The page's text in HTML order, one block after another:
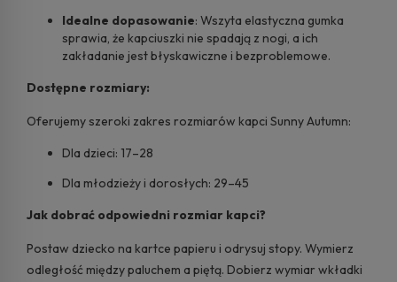
Idealne dopasowanie: Wszyta elastyczna gumka
sprawia, że kapciuszki nie spadają z nogi, a ich
zakładanie jest błyskawiczne i bezproblemowe.
Dostępne rozmiary:
Oferujemy szeroki zakres rozmiarów kapci Sunny Autumn:
Dla dzieci: 17–28
Dla młodzieży i dorosłych: 29–45
Jak dobrać odpowiedni rozmiar kapci?
Postaw dziecko na kartce papieru i odrysuj stopy. Wymierz
odległość między paluchem a piętą. Dobierz wymiar wkładki